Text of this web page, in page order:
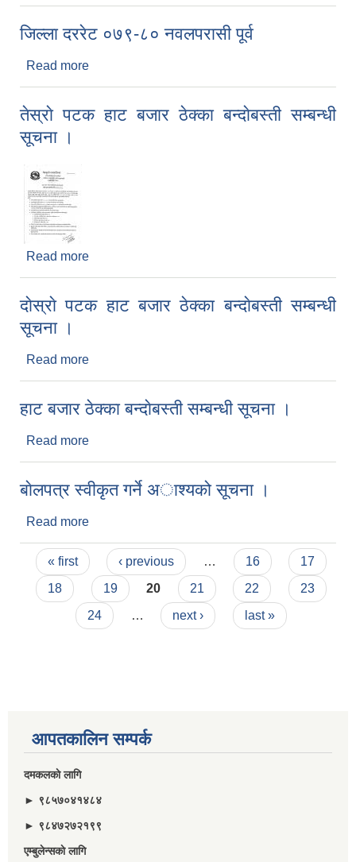
जिल्ला दररेट ०७९-८० नवलपरासी पूर्व
Read more
तेस्राे पटक हाट बजार ठेक्का बन्दाेबस्ती सम्बन्धी
सूचना ।
Read more
दाेस्राे पटक हाट बजार ठेक्का बन्दाेबस्ती सम्बन्धी
सूचना ।
Read more
हाट बजार ठेक्का बन्दाेबस्ती सम्बन्धी सूचना ।
Read more
बाेलपत्र स्वीकृत गर्ने अाश्यको सूचना ।
Read more
Pages
« first ‹ previous … 16
17
18
19 20 21 22
23
24
… next › last »
आपतकालिन सम्पर्क
दमकलकाे लागि
► ९८५७०४१४८४
► ९८४७२७२१९९
एम्बुलेन्सकाे लागि